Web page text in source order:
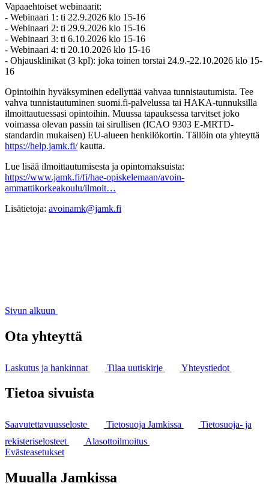
Vapaaehtoiset webinaarit:
- Webinaari 1: ti 22.9.2026 klo 15-16
- Webinaari 2: ti 29.9.2026 klo 15-16
- Webinaari 3: ti 6.10.2026 klo 15-16
- Webinaari 4: ti 20.10.2026 klo 15-16
- Ohjausklinikat (3 kpl): joka toinen torstai 24.9.-22.10.2026 klo 15-
16
Opintoihin hyväksyminen edellyttää vahvaa tunnistautumista. Tee
vahva tunnistautuminen suomi.fi-palvelussa tai HAKA-tunnuksilla
ilmoittautuessasi opintoihin. Muussa tapauksessa tarvitset joko
voimassa olevan passin tai sirullisen (ICAO 9303 E-MRTD-
standardin mukaisen) EU-alueen henkilökortin. Tällöin ota yhteyttä
https://help.jamk.fi/kautta.
Lue lisää ilmoittautumisesta ja opintomaksuista:
https://www.jamk.fi/fi/hae-opiskelemaan/avoin-
ammattikorkeakoulu/ilmoit…
Lisätietoja: avoinamk@jamk.fi
Sivun alkuun
Ota yhteyttä
Laskutus ja hankinnat Tilaa uutiskirje Yhteystiedot
Tietoa sivuista
Saavutettavuusseloste Tietosuoja Jamkissa
Tietosuoja- ja
rekisteriselosteet
Alasottoilmoitus
Evästeasetukset
Muualla Jamkissa